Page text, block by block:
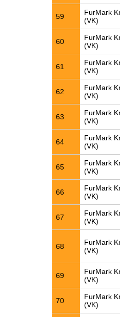
59
FurMark
(VK)
60
FurMark
(VK)
61
FurMark
(VK)
62
FurMark
(VK)
63
FurMark
(VK)
64
FurMark
(VK)
65
FurMark
(VK)
66
FurMark
(VK)
67
FurMark
(VK)
68
FurMark
(VK)
69
FurMark
(VK)
70
FurMark
(VK)